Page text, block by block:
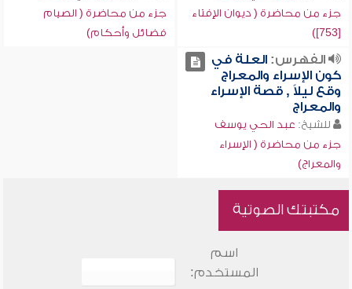
جزء من محاضرة ( ديوان الإفتاء
[753])
جزء من محاضرة ( الصيام
فضائل وأحكام)
الفهرس:العلة في
كون الإسراء والمعراج
وقع ليلاً , قصة الإسراء
والمعراج
للشيخ: عبد الحي يوسف
جزء من محاضرة ( الإسراء
والمعراج)
مكتبتك الصوتية
اسم
المستخدم: